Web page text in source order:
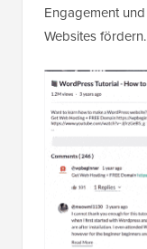
Engagement
Websites fördern.